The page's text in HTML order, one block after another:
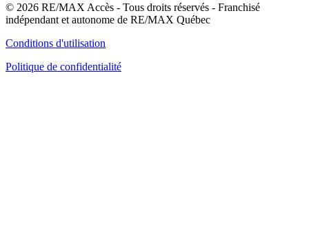
© 2026 RE/MAX Accès - Tous droits réservés - Franchisé
indépendant et autonome de RE/MAX Québec
Conditions d'utilisation
Politique de confidentialité